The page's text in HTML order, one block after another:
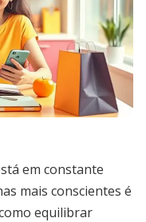
em constante
mais conscientes é
equilibrar